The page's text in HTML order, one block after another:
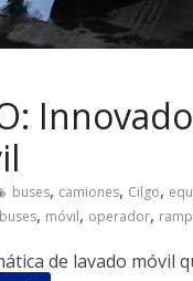
buses, camiones, Cilgo,
, móvil, operador,
de lavado móvil